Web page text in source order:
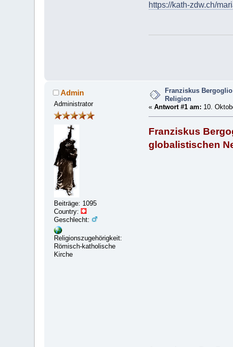
https://kath-zdw.ch/
Admin
Administrator
Beiträge: 1095
Country:
Geschlecht:
Religionszugehörigkeit:
Römisch-katholische
Kirche
Franziskus
Religion
« Antwort #1 am: 10.
Franziskus
globalistischen